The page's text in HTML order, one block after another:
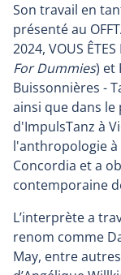
Son travail en
présenté au
2024, VOUS
For Dummies) et
Buissonnières -
ainsi que dans le
d'ImpulsTanz à
l'anthropologie
Concordia et a
contemporaine
L’interprète a
renom comme
May, entre